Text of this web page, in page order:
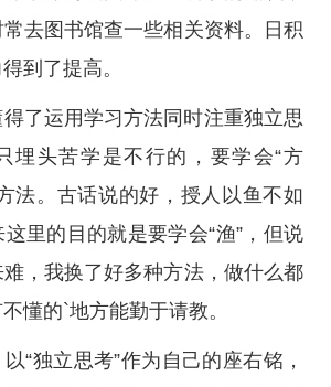
去图书馆查一些相关资料。日积
到了提高。
了运用学习方法同时注重独立思
埋头苦学是不行的，要学会“方
法。古话说的好，授人以鱼不如
里的目的就是要学会“渔”，但说
，我换了好多种方法，做什么都
懂的`地方能勤于请教。
“独立思考”作为自己的座右铭，